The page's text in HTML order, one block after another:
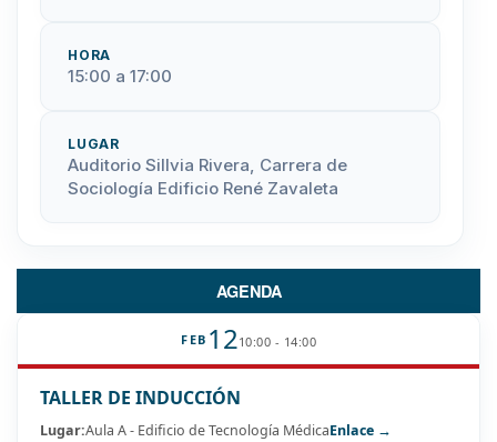
HORA
15:00 a 17:00
LUGAR
Auditorio Sillvia Rivera, Carrera de
Sociología Edificio René Zavaleta
AGENDA
FEB 1210:00 - 14:00
TALLER DE INDUCCIÓN
Lugar:Aula A - Edificio de Tecnología MédicaEnlace →